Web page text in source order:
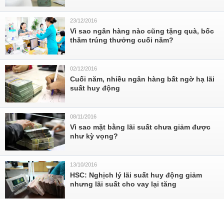
23/12/2016
Vì sao ngân hàng nào cũng tặng quà, bốc
thăm trúng thưởng cuối năm?
02/12/2016
Cuối năm, nhiều ngân hàng bất ngờ hạ lãi
suất huy động
08/11/2016
Vì sao mặt bằng lãi suất chưa giảm được
như kỳ vọng?
13/10/2016
HSC: Nghịch lý lãi suất huy động giảm
nhưng lãi suất cho vay lại tăng